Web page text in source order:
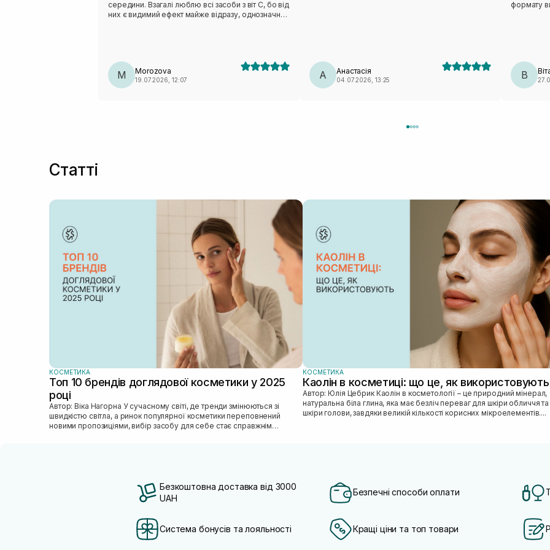
середини. Взагалі люблю всі засоби з віт С, бо від
них є видимий ефект майже відразу, однозначно
M Morozova
19.07.2026, 12:07 А Анастасія
04.07.2026, 13:25
формату
В
Статті
КОСМЕТИКА
Топ 10 брендів доглядової косметики у 2025
році
Автор: Віка Нагорна У сучасному світі, де тренди змінюються зі
швидкістю світла, а ринок популярної косметики переповнений
новими пропозиціями, вибір засобу для себе стає справжнім
КОСМЕТИКА
Каолін в косметиці: що це, як використовують
Автор: Юлія Цебрик Каолін в косметології – це природний мінерал,
натуральна біла глина, яка має безліч переваг для шкіри обличчя та
шкіри голови, завдяки великій кількості корисних мікроелементів....
Безкоштовна доставка від 3000
UAH
Безпечні способи оплати
Система бонусів та лояльності Кращі ціни та топ товари